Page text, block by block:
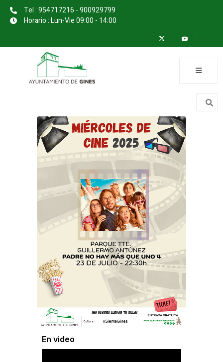
Tel : 954717216 - 900929799
Horario : Lun-Vie 09:00 - 14:00
En video